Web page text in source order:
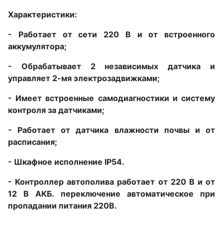
Характеристики:
- Работает от сети 220 В и от встроенного
аккумулятора;
- Обрабатывает 2 независимых датчика и
управляет 2-мя электрозадвижками;
- Имеет встроенные самодиагностики и систему
контроля за датчиками;
- Работает от датчика влажности почвы и от
расписания;
- Шкафное исполнение IP54.
- Контроллер автополива работает от 220 В и от
12 В АКБ. переключение автоматическое при
пропадании питания 220В.